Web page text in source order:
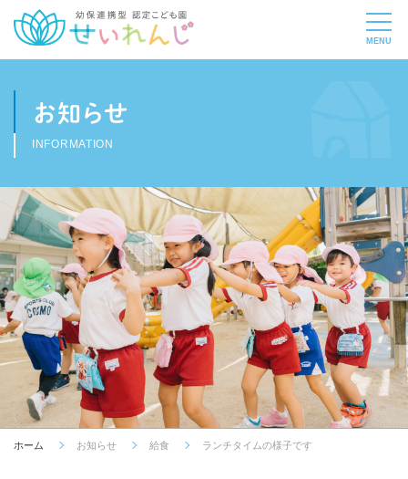
お知らせ
INFORMATION
ホーム お知らせ 給食 ランチタイムの様子です